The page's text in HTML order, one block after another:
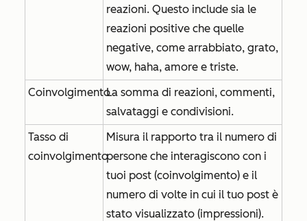
reazioni. Questo include sia le
reazioni positive che quelle
negative, come arrabbiato, grato,
wow, haha, amore e triste.
CoinvolgimentoLa somma di reazioni, commenti,
salvataggi e condivisioni.
Tasso di
coinvolgimento
Misura il rapporto tra il numero di
persone che interagiscono con i
tuoi post (coinvolgimento) e il
numero di volte in cui il tuo post è
stato visualizzato (impressioni).